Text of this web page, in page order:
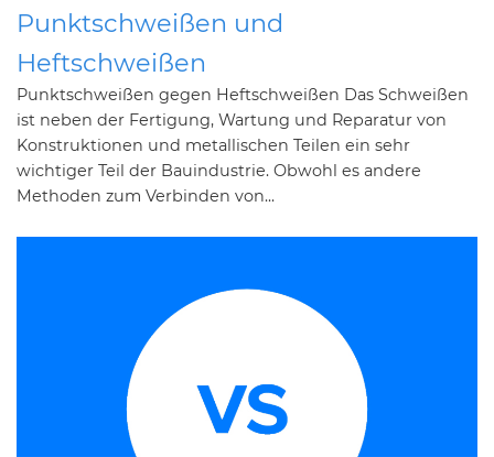
Punktschweißen und
Heftschweißen
Punktschweißen gegen Heftschweißen Das Schweißen
ist neben der Fertigung, Wartung und Reparatur von
Konstruktionen und metallischen Teilen ein sehr
wichtiger Teil der Bauindustrie. Obwohl es andere
Methoden zum Verbinden von...